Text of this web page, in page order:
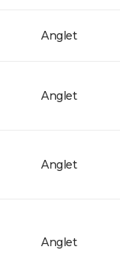
Anglet
Anglet
Anglet
Anglet